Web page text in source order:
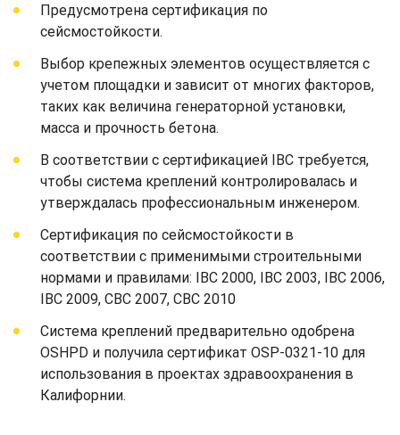
Предусмотрена сертификация по
сейсмостойкости.
Выбор крепежных элементов осуществляется с
учетом площадки и зависит от многих факторов,
таких как величина генераторной установки,
масса и прочность бетона.
В соответствии с сертификацией IBC требуется,
чтобы система креплений контролировалась и
утверждалась профессиональным инженером.
Сертификация по сейсмостойкости в
соответствии с применимыми строительными
нормами и правилами: IBC 2000, IBC 2003, IBC 2006,
IBC 2009, CBC 2007, CBC 2010
Система креплений предварительно одобрена
OSHPD и получила сертификат OSP-0321-10 для
использования в проектах здравоохранения в
Калифорнии.